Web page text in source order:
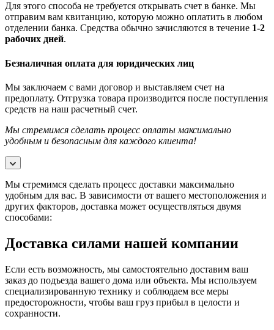
Для этого способа не требуется открывать счет в банке. Мы
отправим вам квитанцию, которую можно оплатить в любом
отделении банка. Средства обычно зачисляются в течение 1-2
рабочих дней.
Безналичная оплата для юридических лиц
Мы заключаем с вами договор и выставляем счет на
предоплату. Отгрузка товара производится после поступления
средств на наш расчетный счет.
Мы стремимся сделать процесс оплаты максимально
удобным и безопасным для каждого клиента!
Мы стремимся сделать процесс доставки максимально
удобным для вас. В зависимости от вашего местоположения и
других факторов, доставка может осуществляться двумя
способами:
Доставка силами нашей компании
Если есть возможность, мы самостоятельно доставим ваш
заказ до подъезда вашего дома или объекта. Мы используем
специализированную технику и соблюдаем все меры
предосторожности, чтобы ваш груз прибыл в целости и
сохранности.